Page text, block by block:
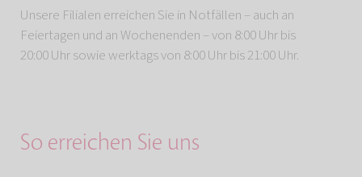
Unsere Filialen erreichen Sie in Notfällen – auch an
Feiertagen und an Wochenenden – von 8:00 Uhr bis
20:00 Uhr sowie werktags von 8:00 Uhr bis 21:00 Uhr.
So erreichen Sie uns